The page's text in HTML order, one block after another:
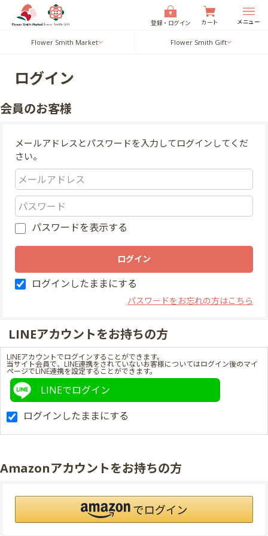
登録・ログイン カート メニュー
Flower Smith Market Flower Smith Gift
ログイン
会員のお客様
メールアドレスとパスワードを入力してログインしてくだ
さい。
パスワードを表示する
ログインしたままにする
パスワードをお忘れの方はこちら
LINEアカウントをお持ちの方
LINEアカウントでログインすることができます。
当サイト会員で、LINE連携をされていないお客様についてはログイン後のマイ
ページでLINE連携を設定することができます。
LINEでログイン
ログインしたままにする
Amazonアカウントをお持ちの方